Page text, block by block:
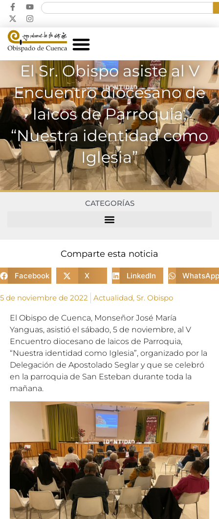
El Sr. Obispo asiste al V
Encuentro diocesano de
laicos de Parroquia,
“Nuestra identidad como
Iglesia”
CATEGORÍAS
Comparte esta noticia
Facebook X LinkedIn WhatsApp
5 de noviembre de 2022 Actualidad, Sr. Obispo
El Obispo de Cuenca, Monseñor José María
Yanguas, asistió el sábado, 5 de noviembre, al V
Encuentro diocesano de laicos de Parroquia,
“Nuestra identidad como Iglesia”, organizado por la
Delegación de Apostolado Seglar y que se celebró
en la parroquia de San Esteban durante toda la
mañana.